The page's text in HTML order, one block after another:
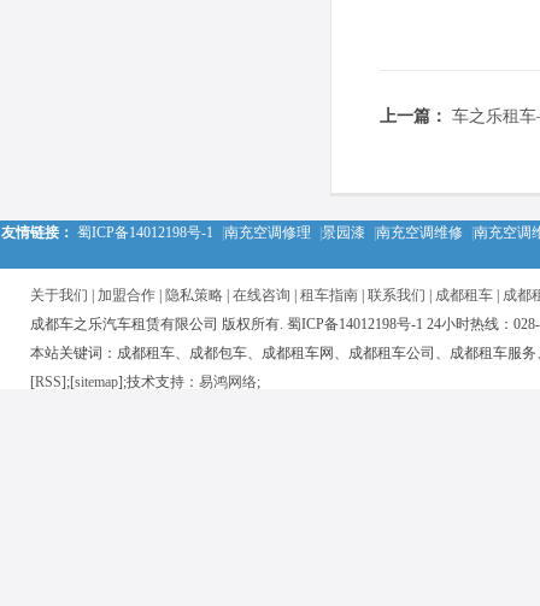
上一篇： 车之乐租
友情链接： 蜀ICP备14012198号-1 南充空调修理 景园漆 南充空调维修 南充空调
关于我们 加盟合作 隐私策略 在线咨询 租车指南 联系我们 成都租车
成都
成都车之乐汽车租赁有限公司 版权所有. 蜀ICP备14012198号-1 24小时热线：
本站关键词：成都租车、成都包车、成都租车网、成都租车公司、成都租车服
[RSS];[sitemap];技术支持： 易鸿网络;